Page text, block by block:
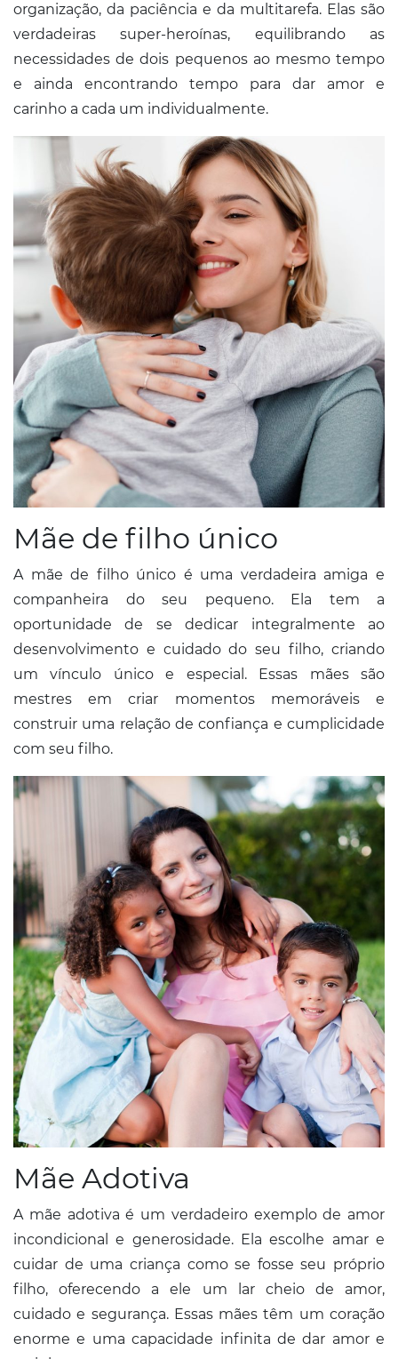
organização, da paciência e da multitarefa. Elas são
verdadeiras super-heroínas, equilibrando as
necessidades de dois pequenos ao mesmo tempo
e ainda encontrando tempo para dar amor e
carinho a cada um individualmente.
Mãe de filho único
A mãe de filho único é uma verdadeira amiga e
companheira do seu pequeno. Ela tem a
oportunidade de se dedicar integralmente ao
desenvolvimento e cuidado do seu filho, criando
um vínculo único e especial. Essas mães são
mestres em criar momentos memoráveis e
construir uma relação de confiança e cumplicidade
com seu filho.
Mãe Adotiva
A mãe adotiva é um verdadeiro exemplo de amor
incondicional e generosidade. Ela escolhe amar e
cuidar de uma criança como se fosse seu próprio
filho, oferecendo a ele um lar cheio de amor,
cuidado e segurança. Essas mães têm um coração
enorme e uma capacidade infinita de dar amor e